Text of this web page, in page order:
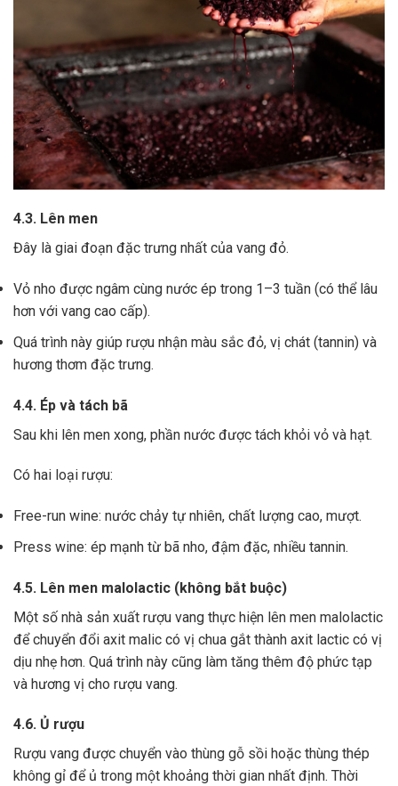
4.3. Lên men
Đây là giai đoạn đặc trưng nhất của vang đỏ.
Vỏ nho được ngâm cùng nước ép trong 1–3 tuần (có thể lâu
hơn với vang cao cấp).
Quá trình này giúp rượu nhận màu sắc đỏ, vị chát (tannin) và
hương thơm đặc trưng.
4.4. Ép và tách bã
Sau khi lên men xong, phần nước được tách khỏi vỏ và hạt.
Có hai loại rượu:
Free-run wine: nước chảy tự nhiên, chất lượng cao, mượt.
Press wine: ép mạnh từ bã nho, đậm đặc, nhiều tannin.
4.5. Lên men malolactic (không bắt buộc)
Một số nhà sản xuất rượu vang thực hiện lên men malolactic
để chuyển đổi axit malic có vị chua gắt thành axit lactic có vị
dịu nhẹ hơn. Quá trình này cũng làm tăng thêm độ phức tạp
và hương vị cho rượu vang.
4.6. Ủ rượu
Rượu vang được chuyển vào thùng gỗ sồi hoặc thùng thép
không gỉ để ủ trong một khoảng thời gian nhất định. Thời